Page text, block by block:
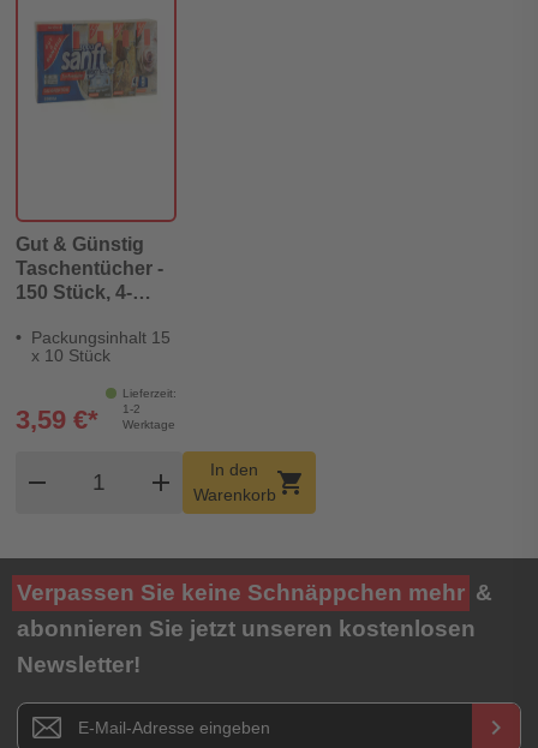
Gut & Günstig
Taschentücher -
150 Stück, 4-
Packungsinhalt 15
x 10 Stück
Lieferzeit:
1-2
Werktage
3,59 €*
remove
Produkt Warenkorb Menge
add
In den
Warenkorbshopping_cart
Verpassen Sie keine Schnäppchen mehr &
abonnieren Sie jetzt unseren kostenlosen
Newsletter!
Newsletter E-Mail Adresse keyboard_arrow_right